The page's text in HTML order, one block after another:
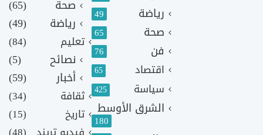
رياضة 49
صحة 65
فن 76
اقتصاد 65
سياسة 425
الشرق الأوسط
180
صحة
(65)
رياضة
(49)
تعليم (84)
نصائح
(5)
أخبار
(59)
ثقافة
(34)
تاريخ
(15)